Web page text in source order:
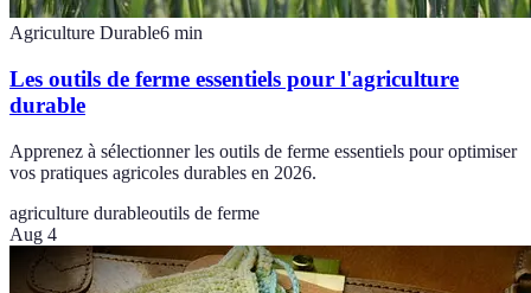
Agriculture Durable6 min
Les outils de ferme essentiels pour l'agriculture
durable
Apprenez à sélectionner les outils de ferme essentiels pour optimiser
vos pratiques agricoles durables en 2026.
agriculture durableoutils de ferme
Aug 4